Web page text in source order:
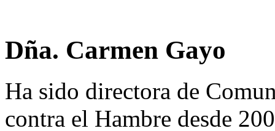
Dña. Carmen Gayo
Ha sido directora de
contra el Hambre desde